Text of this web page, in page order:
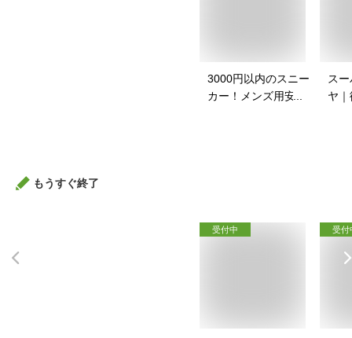
3000円以内のスニー
カー！メンズ用安い
ス
ヤ
もうすぐ終了
受付中 受付